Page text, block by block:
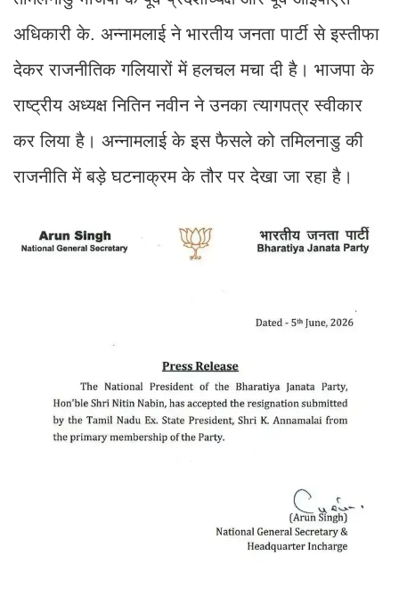
अधिकारी के. अन्नामलाई ने भारतीय जनता पार्टी से इस्तीफा
देकर राजनीतिक गलियारों में हलचल मचा दी है। भाजपा के
राष्ट्रीय अध्यक्ष नितिन नवीन ने उनका त्यागपत्र स्वीकार
कर लिया है। अन्नामलाई के इस फैसले को तमिलनाडु की
राजनीति में बड़े घटनाक्रम के तौर पर देखा जा रहा है।